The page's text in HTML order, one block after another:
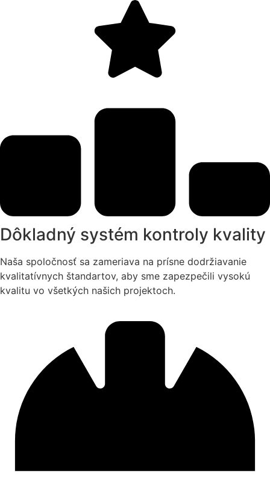
Dôkladný systém kontroly kvality
Naša spoločnosť sa zameriava na prísne dodržiavanie
kvalitatívnych štandartov, aby sme zapezpečili vysokú
kvalitu vo všetkých našich projektoch.